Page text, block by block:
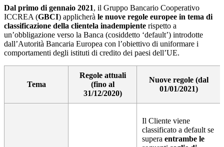
Dal primo di gennaio 2021, il Gruppo Bancario Cooperativo
ICCREA (GBCI) applicherà le nuove regole europee in tema di
classificazione della clientela inadempiente rispetto a
un’obbligazione verso la Banca (cosiddetto ‘default’) introdotte
dall’Autorità Bancaria Europea con l’obiettivo di uniformare i
comportamenti degli istituti di credito dei paesi dell’UE.
Tema
Regole attuali
(fino al
31/12/2020)
Nuove regole (dal
01/01/2021)
Il Cliente viene
classificato a default se
supera entrambe le